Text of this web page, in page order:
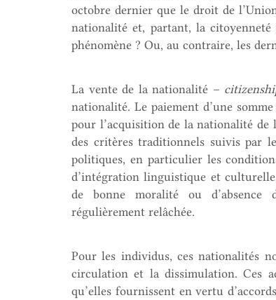
octobre dernier que le droit de
nationalité et, partant, la citoyenneté
phénomène ? Ou, au contraire, les
La vente de la nationalité –
nationalité. Le paiement d’une
pour l’acquisition de la nationalité de
des critères traditionnels suivis par
politiques, en particulier les
d’intégration linguistique et
de bonne moralité ou d’absence
régulièrement relâchée.
Pour les individus, ces nationalités
circulation et la dissimulation. Ces
qu’elles fournissent en vertu